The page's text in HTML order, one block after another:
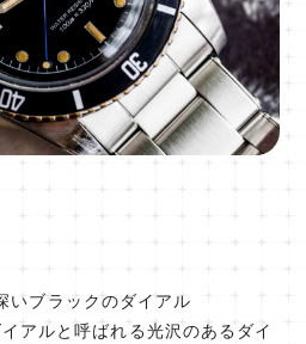
いブラックのダイアル
アルと呼ばれる光沢のあるダイ